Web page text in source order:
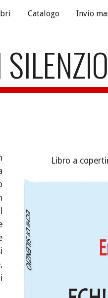
Skip to
Catalogo Invio
Libro a